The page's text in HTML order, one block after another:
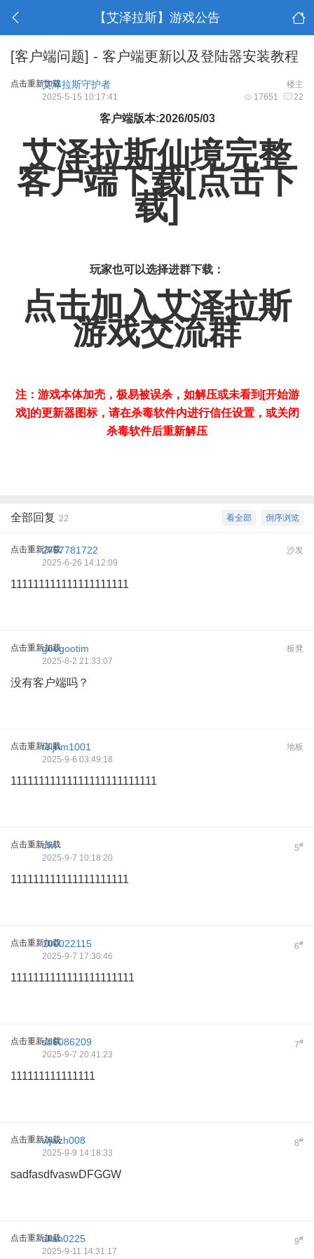
【艾泽拉斯】游戏公告
[客户端问题] - 客户端更新以及登陆器安装教程
点击重新加载 楼主
艾泽拉斯守护者
17651 22
2025-5-15 10:17:41
客户端版本:2026/05/03
艾泽拉斯仙境完整
客户端下载[点击下
载]
玩家也可以选择进群下载：
点击加入艾泽拉斯
游戏交流群
注：游戏本体加壳，极易被误杀，如解压或未看到[开始游
戏]的更新器图标，请在杀毒软件内进行信任设置，或关闭
杀毒软件后重新解压
倒序浏览
看全部
全部回复 22
点击重新加载 沙发
2757781722
2025-6-26 14:12:09
111111111111111111111
点击重新加载 板凳
googootim
2025-8-2 21:33:07
没有客户端吗？
点击重新加载 地板
feijhm1001
2025-9-6 03:49:18
11111111111111111111111111
点击重新加载 5#
cwl
2025-9-7 10:18:20
111111111111111111111
点击重新加载 6#
100022115
2025-9-7 17:30:46
1111111111111111111111
点击重新加载 7#
sd6086209
2025-9-7 20:41:23
111111111111111
点击重新加载 8#
wjwzh008
2025-9-9 14:18:33
sadfasdfvaswDFGGW
点击重新加载 9#
allan0225
2025-9-11 14:31:17